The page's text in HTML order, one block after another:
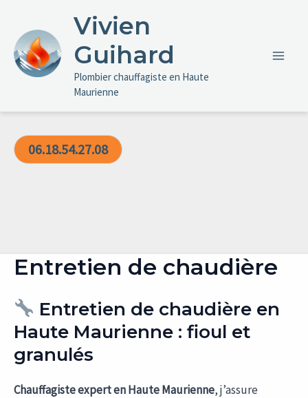
content
Vivien
Guihard
Plombier chauffagiste en Haute
Maurienne
06.18.54.27.08
Entretien de chaudière
Entretien de chaudière en
Haute Maurienne : fioul et
granulés
Chauffagiste expert en Haute Maurienne, j’assure